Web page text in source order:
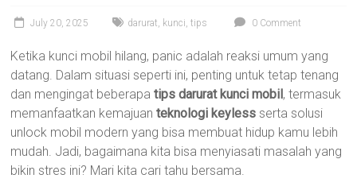
July 20, 2025 darurat, kunci,tips 0 Comment
Ketika kunci mobil hilang, panic adalah reaksi umum yang
datang. Dalam situasi seperti ini, penting untuk tetap tenang
dan mengingat beberapatips darurat kunci mobil, termasuk
memanfaatkan kemajuanteknologi keyless serta solusi
unlock mobil modern yang bisa membuat hidup kamu lebih
mudah. Jadi, bagaimana kita bisa menyiasati masalah yang
bikin stres ini? Mari kita cari tahu bersama.